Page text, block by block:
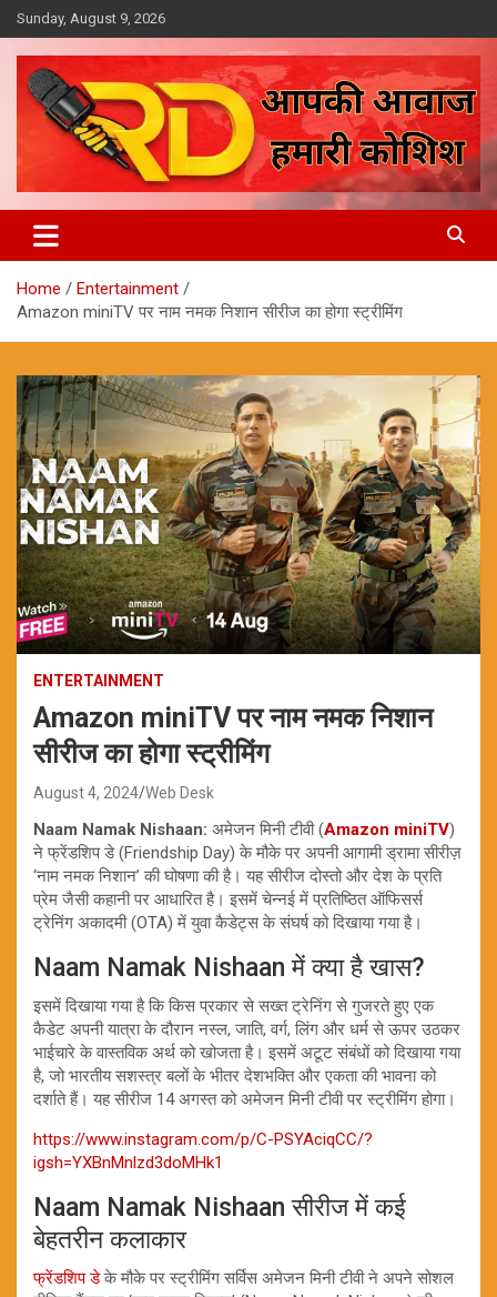
Skip
to
content
Sunday, August 9, 2026
Reporter Diaries
Home
Entertainment
Amazon miniTV पर नाम नमक निशान सीरीज का होगा स्ट्रीमिंग
ENTERTAINMENT
Amazon miniTV पर नाम नमक निशान
सीरीज का होगा स्ट्रीमिंग
August 4, 2024 Web Desk
Naam Namak Nishaan: अमेजन मिनी टीवी (Amazon miniTV)
ने फ्रेंडशिप डे (Friendship Day) के मौके पर अपनी आगामी ड्रामा सीरीज़
‘नाम नमक निशान’ की घोषणा की है। यह सीरीज दोस्तो और देश के प्रति
प्रेम जैसी कहानी पर आधारित है। इसमें चेन्नई में प्रतिष्ठित ऑफिसर्स
ट्रेनिंग अकादमी (OTA) में युवा कैडेट्स के संघर्ष को दिखाया गया है।
Naam Namak Nishaan में क्या है खास?
इसमें दिखाया गया है कि किस प्रकार से सख्त ट्रेनिंग से गुजरते हुए एक
कैडेट अपनी यात्रा के दौरान नस्ल, जाति, वर्ग, लिंग और धर्म से ऊपर उठकर
भाईचारे के वास्तविक अर्थ को खोजता है। इसमें अटूट संबंधों को दिखाया गया
है, जो भारतीय सशस्त्र बलों के भीतर देशभक्ति और एकता की भावना को
दर्शाते हैं। यह सीरीज 14 अगस्त को अमेजन मिनी टीवी पर स्ट्रीमिंग होगा।
https://www.instagram.com/p/C-PSYAciqCC/?
igsh=YXBnMnlzd3doMHk1
Naam Namak Nishaan सीरीज में कई
बेहतरीन कलाकार
फ्रेंडशिप डेके मौके पर स्ट्रीमिंग सर्विस अमेजन मिनी टीवी ने अपने सोशल